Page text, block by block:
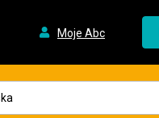
Moje Abc